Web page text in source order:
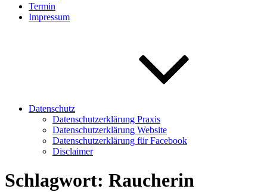
Termin
Impressum
Datenschutz
Datenschutzerklärung Praxis
Datenschutzerklärung Website
Datenschutzerklärung für Facebook
Disclaimer
Schlagwort: Raucherin